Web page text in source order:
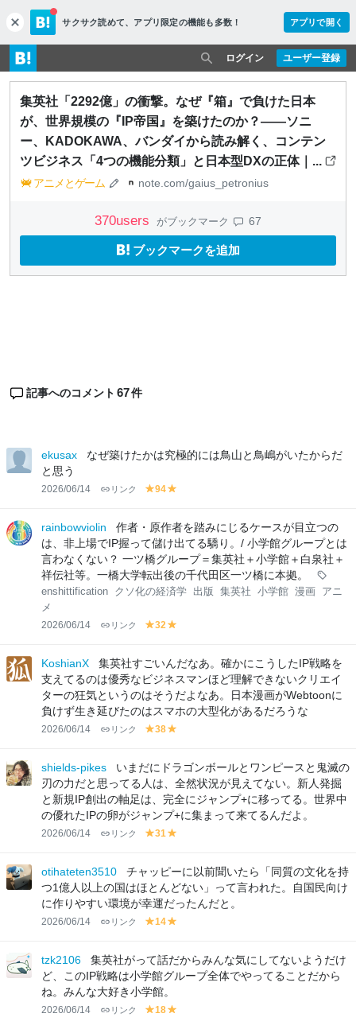
c
l
o
s
e
サクサク読めて、 アプリ限定の機能も多数！ アプリで開く
ユーザー登録
ログイン
集英社「2292億」の衝撃。なぜ『箱』で負けた日本
が、世界規模の『IP帝国』を築けたのか？――ソニ
ー、KADOKAWA、バンダイから読み解く、コンテン
ツビジネス「4つの機能分類」と日本型DXの正体｜...
アニメとゲーム note.com/gaius_petronius
370users がブックマーク 67
ブックマークを追加
記事へのコメント 67件
ekusax
なぜ築けたかは究極的には鳥山と鳥嶋がいたからだ
と思う
2026/06/14 リンク
y
lo
w
94
lo
w
rainbowviolin
作者・原作者を踏みにじるケースが目立つの
は、非上場でIP握って儲け出てる驕り。/ 小学館グループとは
言わなくない？ 一ツ橋グループ＝集英社＋小学館＋白泉社＋
祥伝社等。一橋大学転出後の千代田区一ツ橋に本拠。
enshittification クソ化の経済学 出版 集英社 小学館 漫画
アニ
メ
2026/06/14 リンク
y
lo
w
32
lo
w
KoshianX
集英社すごいんだなあ。確かにこうしたIP戦略を
支えてるのは優秀なビジネスマンほど理解できないクリエイ
ターの狂気というのはそうだよなあ。日本漫画がWebtoonに
負けず生き延びたのはスマホの大型化があるだろうな
2026/06/14 リンク
y
lo
w
38
lo
shields-pikes
いまだにドラゴンボールとワンピースと鬼滅の
刃の力だと思ってる人は、全然状況が見えてない。新人発掘
と新規IP創出の軸足は、完全にジャンプ+に移ってる。世界中
の優れたIPの卵がジャンプ+に集まって来てるんだよ。
2026/06/14 リンク
y
lo
w
31
lo
w
otihateten3510
チャッピーに以前聞いたら「同質の文化を持
つ1億人以上の国はほとんどない」って言われた。自国民向け
に作りやすい環境が幸運だったんだと。
2026/06/14 リンク
y
lo
w
14
lo
w
tzk2106
集英社がって話だからみんな気にしてないようだけ
ど、このIP戦略は小学館グループ全体でやってることだから
ね。みんな大好き小学館。
2026/06/14 リンク
y
18